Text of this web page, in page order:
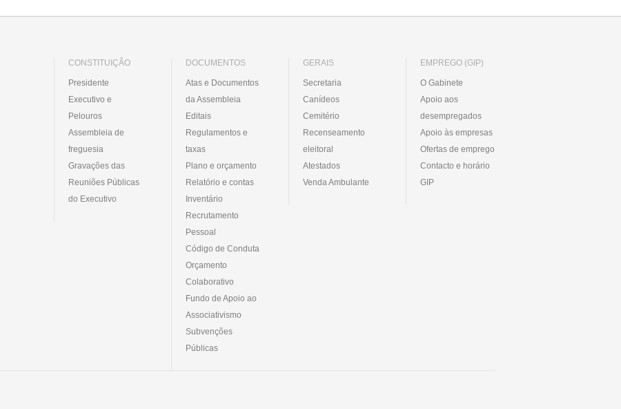
CONSTITUIÇÃO
Presidente
Executivo e
Pelouros
Assembleia de
freguesia
Gravações das
Reuniões Públicas
do Executivo
DOCUMENTOS
Atas e Documentos
da Assembleia
Editais
Regulamentos e
taxas
Plano e orçamento
Relatório e contas
Inventário
Recrutamento
Pessoal
Código de Conduta
Orçamento
Colaborativo
Fundo de Apoio ao
Associativismo
Subvenções
Públicas
GERAIS
Secretaria
Canídeos
Cemitério
Recenseamento
eleitoral
Atestados
Venda Ambulante
EMPREGO (GIP)
O Gabinete
Apoio aos
desempregados
Apoio às empresas
Ofertas de emprego
Contacto e horário
GIP